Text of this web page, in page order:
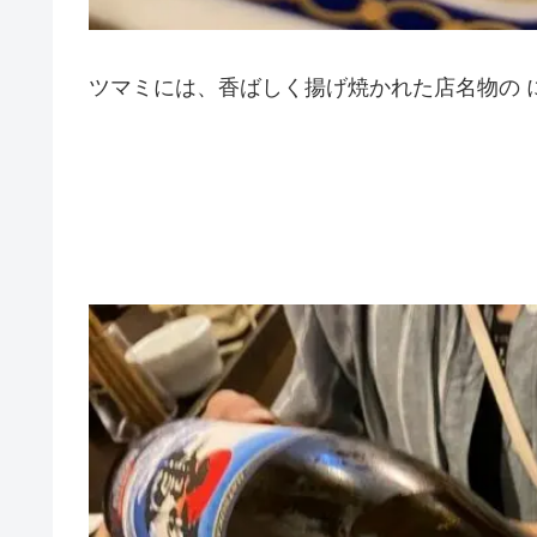
ツマミには、香ばしく揚げ焼かれた店名物の